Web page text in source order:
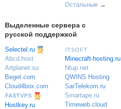
Остальные→
Выделенные сервера с
русской поддержкой
Selectel.ru
Abcd.host
Artplanet.su
Beget.com
Cloud4box.com
FASTVPS
Hostkey.ru
ITSOFT
Minecraft-hosting.ru
Ntup.net
QWINS Hosting
SarTelekom.ru
Smartape.ru
Timeweb.cloud